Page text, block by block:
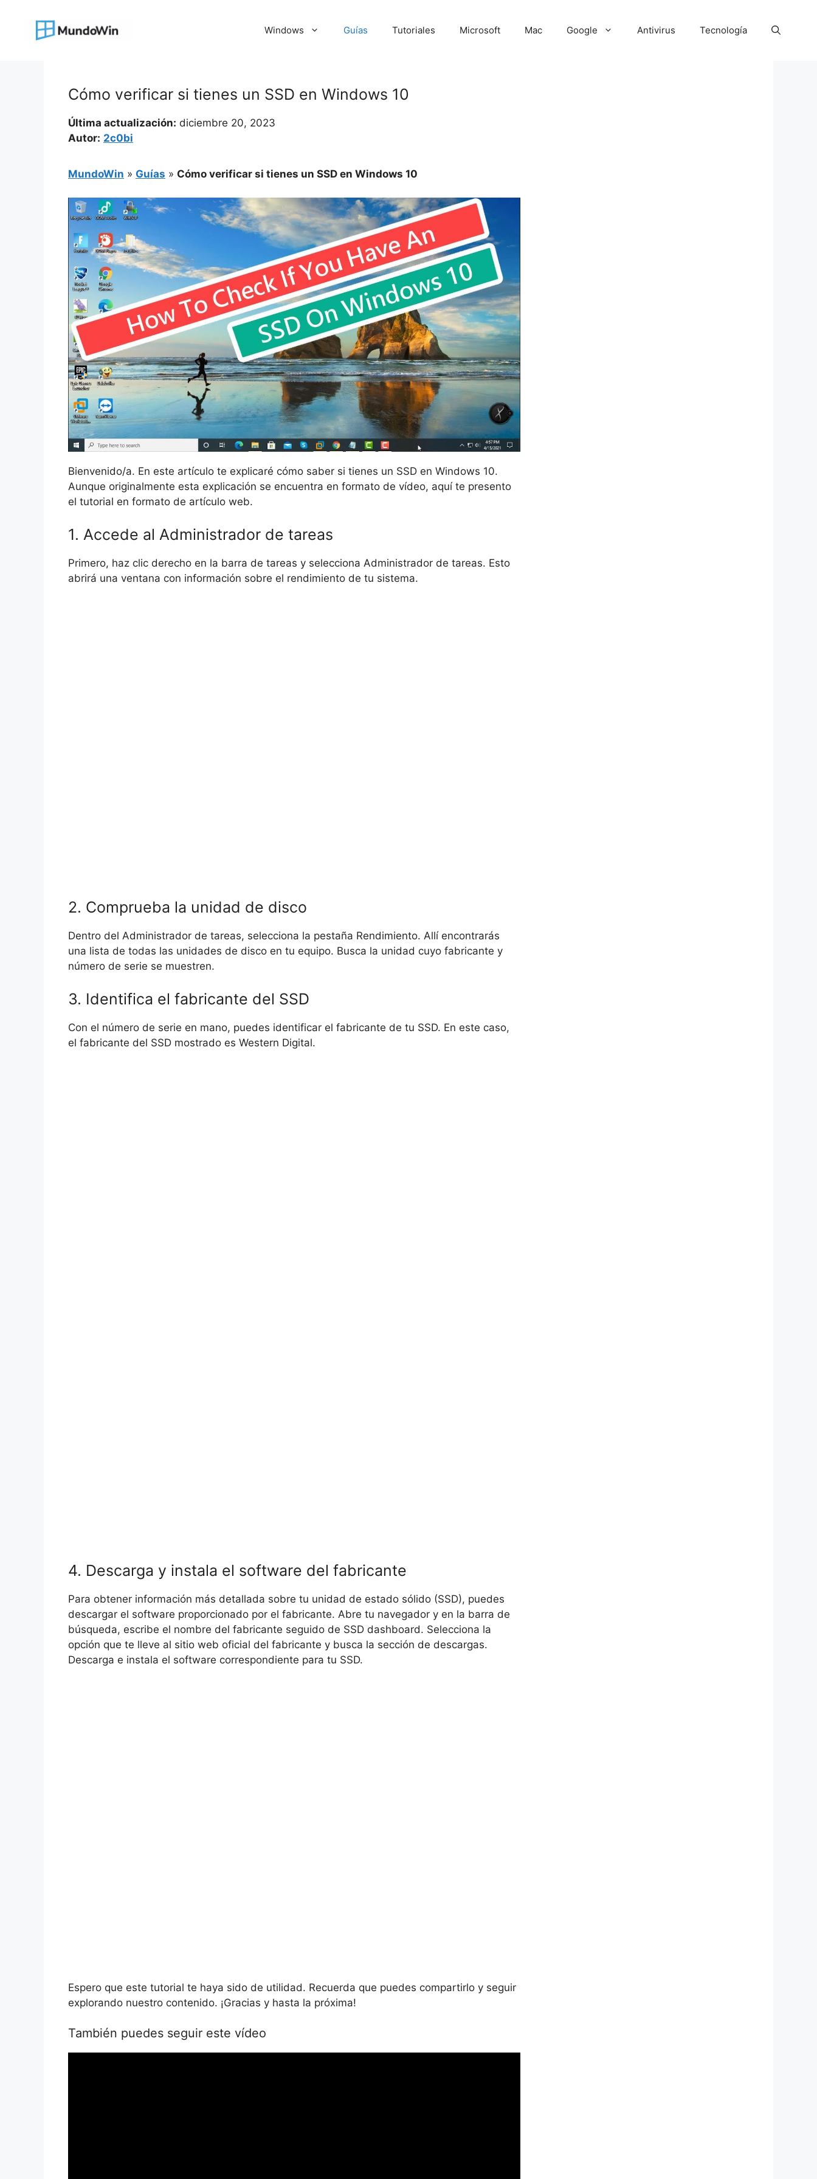
contenido
Windows Guías Tutoriales Microsoft Mac Google Antivirus Tecnología
Cómo verificar si tienes un SSD en Windows 10
Última actualización: diciembre 20, 2023
Autor: 2c0bi
MundoWin » Guías » Cómo verificar si tienes un SSD en Windows 10
Bienvenido/a. En este artículo te explicaré cómo saber si tienes un SSD en Windows 10.
Aunque originalmente esta explicación se encuentra en formato de vídeo, aquí te presento
el tutorial en formato de artículo web.
1. Accede al Administrador de tareas
Primero, haz clic derecho en la barra de tareas y selecciona Administrador de tareas. Esto
abrirá una ventana con información sobre el rendimiento de tu sistema.
2. Comprueba la unidad de disco
Dentro del Administrador de tareas, selecciona la pestaña Rendimiento. Allí encontrarás
una lista de todas las unidades de disco en tu equipo. Busca la unidad cuyo fabricante y
número de serie se muestren.
3. Identifica el fabricante del SSD
Con el número de serie en mano, puedes identificar el fabricante de tu SSD. En este caso,
el fabricante del SSD mostrado es Western Digital.
4. Descarga y instala el software del fabricante
Para obtener información más detallada sobre tu unidad de estado sólido (SSD), puedes
descargar el software proporcionado por el fabricante. Abre tu navegador y en la barra de
búsqueda, escribe el nombre del fabricante seguido de SSD dashboard. Selecciona la
opción que te lleve al sitio web oficial del fabricante y busca la sección de descargas.
Descarga e instala el software correspondiente para tu SSD.
Espero que este tutorial te haya sido de utilidad. Recuerda que puedes compartirlo y seguir
explorando nuestro contenido. ¡Gracias y hasta la próxima!
También puedes seguir este vídeo